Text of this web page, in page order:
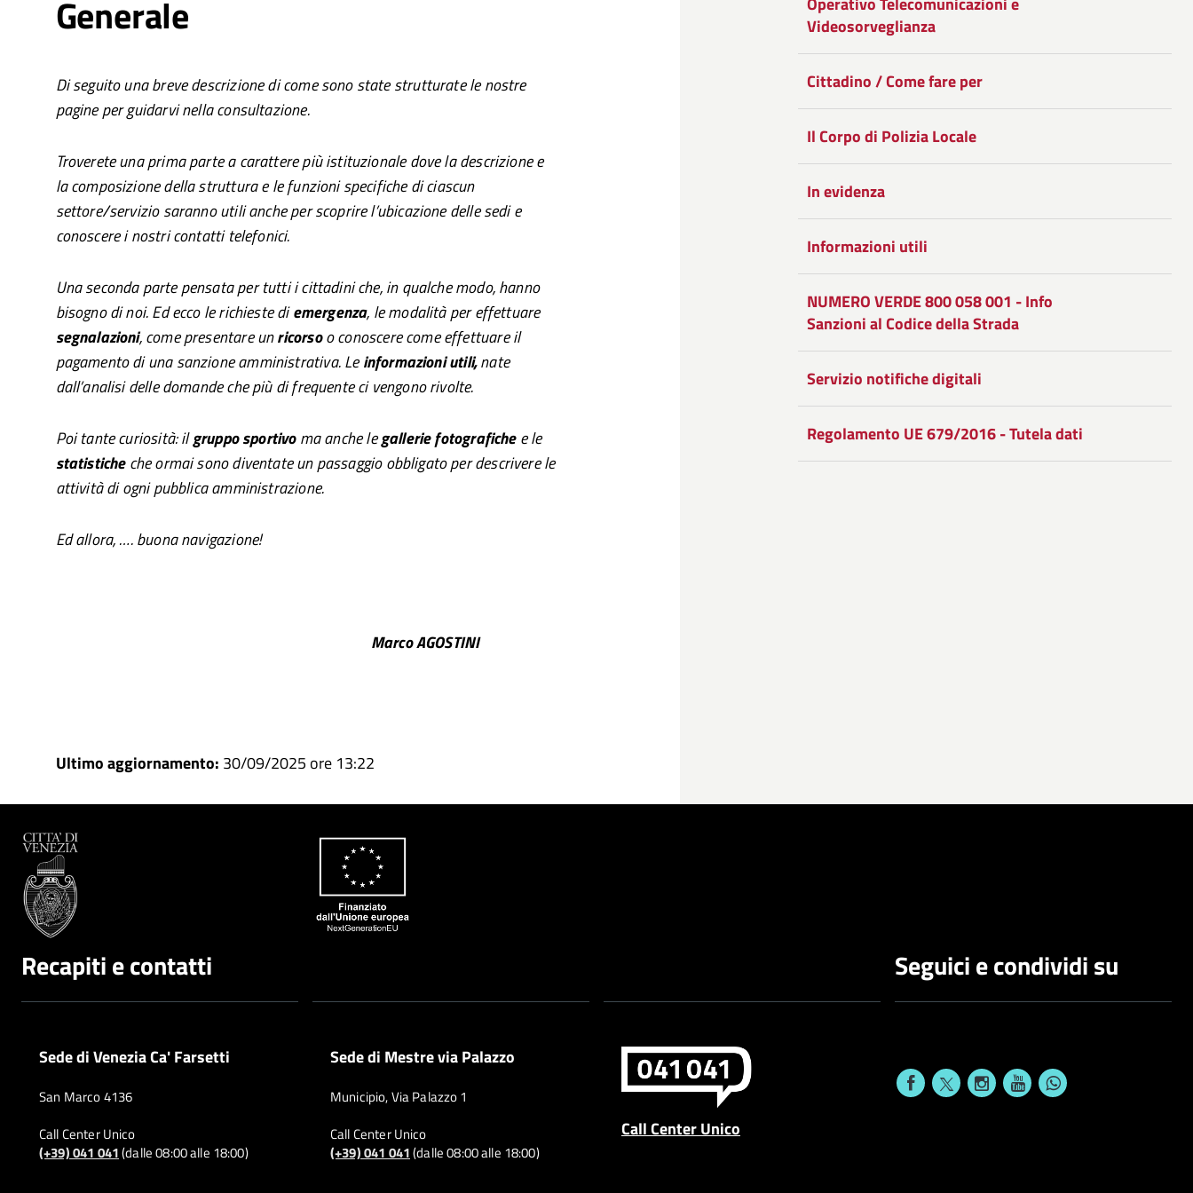
Generale
Di seguito una breve descrizione di come sono state strutturate le nostre
pagine per guidarvi nella consultazione.
Troverete una prima parte a carattere più istituzionale dove la descrizione e
la composizione della struttura e le funzioni specifiche di ciascun
settore/servizio saranno utili anche per scoprire l’ubicazione delle sedi e
conoscere i nostri contatti telefonici.
Una seconda parte pensata per tutti i cittadini che, in qualche modo, hanno
bisogno di noi. Ed ecco le richieste diemergenza, le modalità per effettuare
segnalazioni, come presentare unricorsoo conoscere come effettuare il
pagamento di una sanzione amministrativa. Leinformazioniutili,nate
dall’analisi delle domande che più di frequente ci vengono rivolte.
Poi tante curiosità: ilgruppo sportivoma anche legallerie fotografichee le
statisticheche ormai sono diventate un passaggio obbligato per descrivere le
attività di ogni pubblica amministrazione.
Ed allora, …. buona navigazione!
Marco AGOSTINI
Twitter
su
Google
Videosorveglianza
Cittadino / Come fare per
Il Corpo di Polizia Locale
In evidenza
Informazioni utili
NUMERO VERDE 800 058 001 - Info
Sanzioni al Codice della Strada
Servizio notifiche digitali
Regolamento UE 679/2016 - Tutela dati
Ultimo aggiornamento: 30/09/2025 ore 13:22
Recapiti e contatti
Sede di Venezia Ca' Farsetti
San Marco 4136
Call Center Unico
(+39) 041 041(dalle 08:00 alle 18:00)
Sede di Mestre via Palazzo
Municipio, Via Palazzo 1
Call Center Unico
(+39) 041 041(dalle 08:00 alle 18:00)
Call Center Unico
Seguici e condividi su